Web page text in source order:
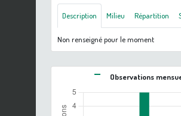
Description Milieu Répartition
Non renseigné pour le moment
Observations